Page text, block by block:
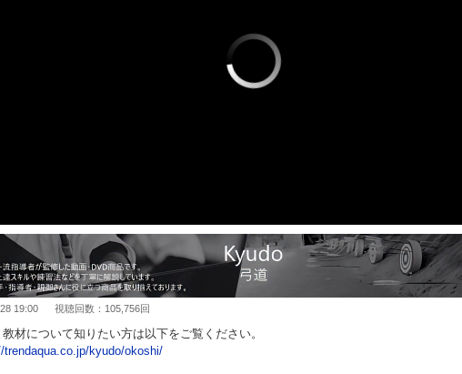
19:00 視聴回数：105,756回
教材について知りたい方は以下をご覧ください。
trendaqua.co.jp/kyudo/okoshi/